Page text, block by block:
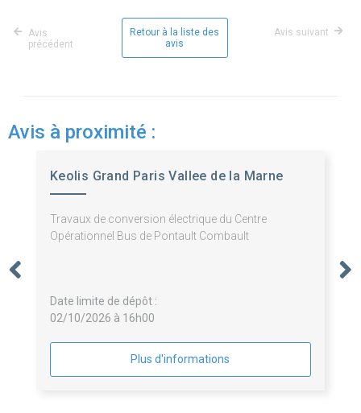
Avis
précédent
Retour à la liste des
avis
Avis suivant
Avis à proximité :
Keolis Grand Paris Vallee de la Marne
Travaux de conversion électrique du Centre
Opérationnel Bus de Pontault Combault
Date limite de dépôt :
02/10/2026 à 16h00
Plus d'informations